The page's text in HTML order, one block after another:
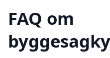
FAQ om